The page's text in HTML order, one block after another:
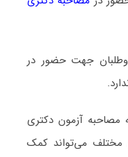
جهت حضور در
مصاحبه آزمون دکتری
مختلف می‌تواند کمک